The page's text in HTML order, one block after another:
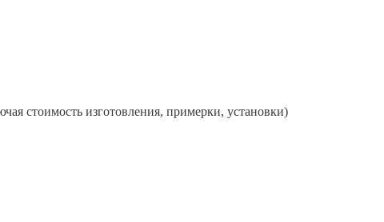
стоимость изготовления, примерки, установки)